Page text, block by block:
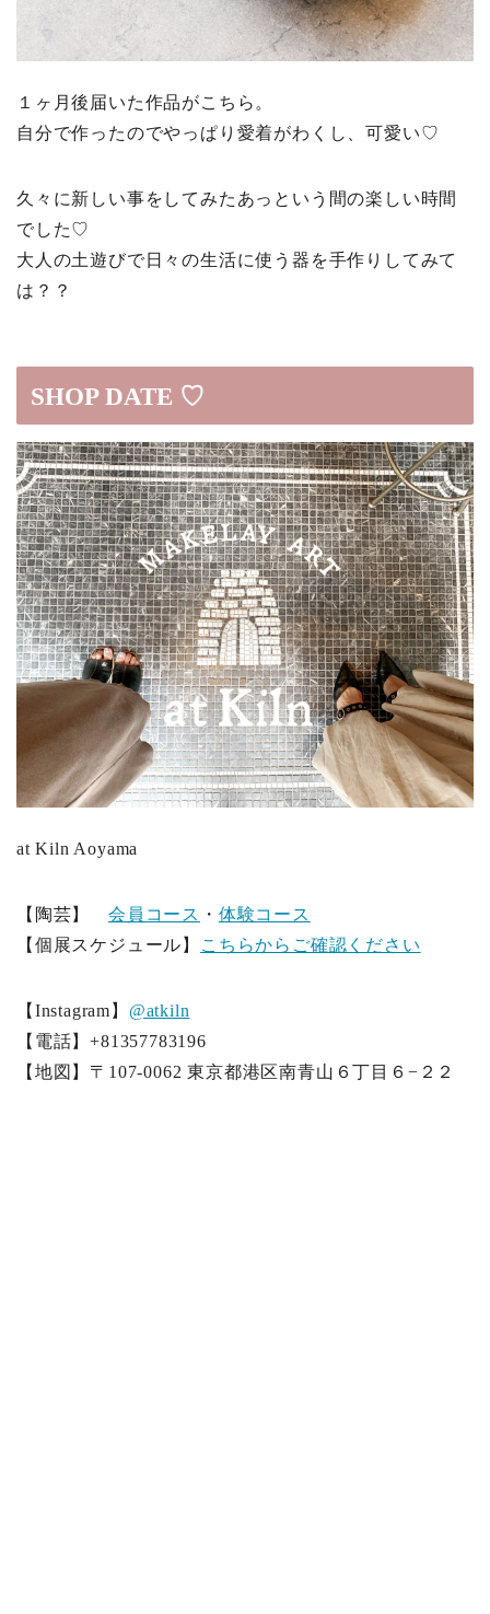
１ヶ月後届いた作品がこちら。
自分で作ったのでやっぱり愛着がわくし、可愛い♡
久々に新しい事をしてみたあっという間の楽しい時間
でした♡
大人の土遊びで日々の生活に使う器を手作りしてみて
は？？
SHOP DATE ♡
at Kiln Aoyama
【陶芸】 会員コース ・ 体験コース
【個展スケジュール】
こちらからご確認ください
【Instagram】 @atkiln
【電話】+81357783196
【地図】〒107-0062 東京都港区南青山６丁目６−２２